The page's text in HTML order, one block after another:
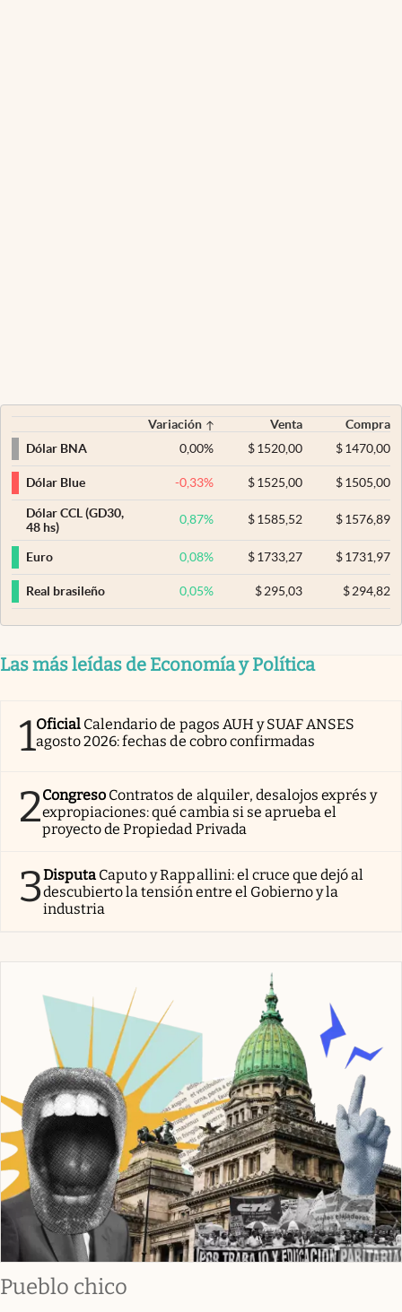
Variación Venta
Compra
Dólar BNA
0,00% $ 1520,00 $1470,00
Dólar Blue -0,33% $ 1525,00 $1505,00
Dólar CCL (GD30,
48 hs)
0,87% $ 1585,52 $1576,89
Euro 0,08% $ 1733,27 $1731,97
Real brasileño 0,05% $ 295,03 $294,82
Las más leídas de Economía y Política
1Oficial Calendario de pagos AUH y SUAF ANSES
agosto 2026: fechas de cobro confirmadas
2Congreso Contratos de alquiler, desalojos exprés y
expropiaciones: qué cambia si se aprueba el
proyecto de Propiedad Privada
3Disputa Caputo y Rappallini: el cruce que dejó al
descubierto la tensión entre el Gobierno y la
industria
Pueblo chico